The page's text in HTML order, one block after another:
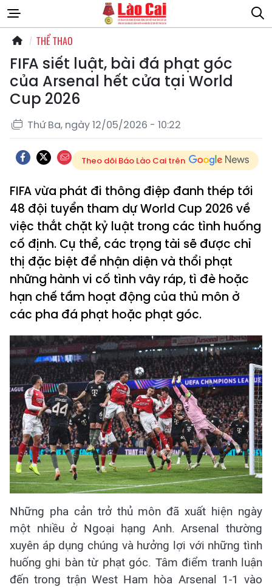
THỂ THAO
FIFA siết luật, bài đá phạt góc
của Arsenal hết cửa tại World
Cup 2026
Thứ Ba, ngày 12/05/2026 - 10:22
Theo dõi Báo Lào Cai trên
FIFA vừa phát đi thông điệp đanh thép tới
48 đội tuyển tham dự World Cup 2026 về
việc thắt chặt kỷ luật trong các tình huống
cố định. Cụ thể, các trọng tài sẽ được chỉ
thị đặc biệt để nhận diện và thổi phạt
những hành vi cố tình vây ráp, tì đè hoặc
hạn chế tầm hoạt động của thủ môn ở
các pha đá phạt hoặc phạt góc.
Những pha cản trở thủ môn đã xuất hiện ngày
một nhiều ở Ngoại hạng Anh. Arsenal thường
xuyên áp dụng chúng và hưởng lợi với những tình
huống ghi bàn từ phạt góc. Tâm điểm tranh luận
đến trong trận West Ham hòa Arsenal 1-1 vào